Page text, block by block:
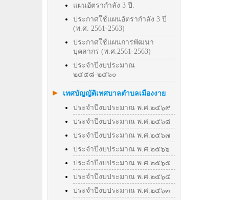
แผนอัตรากำลัง 3 ปี.
ประกาศใช้แผนอัตรากำลัง 3 ปี
(พ.ศ. 2561-2563)
ประกาศใช้แผนการพัฒนา
บุคลากร (พ.ศ.2561-2563)
ประจำปีงบประมาณ
๒๕๕๘-๒๕๖๐
เทศบัญญัติเทศบาลตำบลเมืองงาย
ประจำปีงบประมาณ พ.ศ.๒๕๖๙
ประจำปีงบประมาณ พ.ศ.๒๕๖๘
ประจำปีงบประมาณ พ.ศ.๒๕๖๗
ประจำปีงบประมาณ พ.ศ.๒๕๖๖
ประจำปีงบประมาณ พ.ศ.๒๕๖๕
ประจำปีงบประมาณ พ.ศ.๒๕๖๔
ประจำปีงบประมาณ พ.ศ.๒๕๖๓